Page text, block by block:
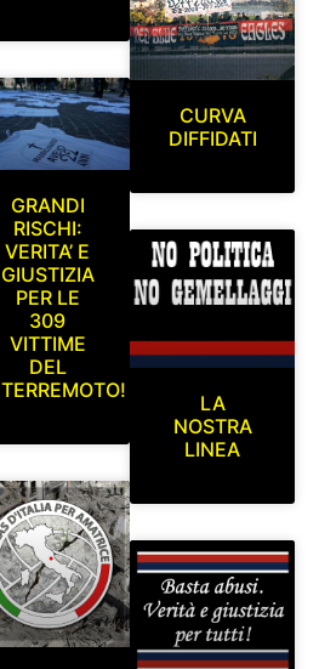
GRANDI
RISCHI:
VERITA’ E
GIUSTIZIA
PER LE
309
VITTIME
DEL
TERREMOTO!
CURVA
DIFFIDATI
LA
NOSTRA
LINEA